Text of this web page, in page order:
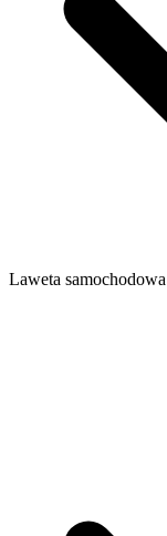
Laweta samochodowa